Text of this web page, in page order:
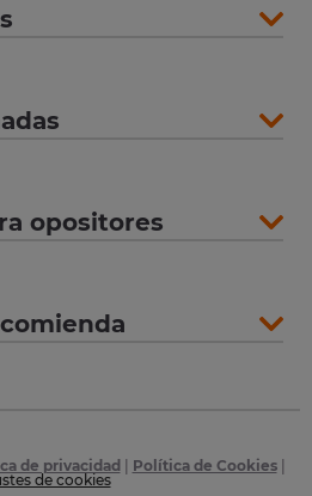
opositores
de privacidad Política de Cookies|
de cookies